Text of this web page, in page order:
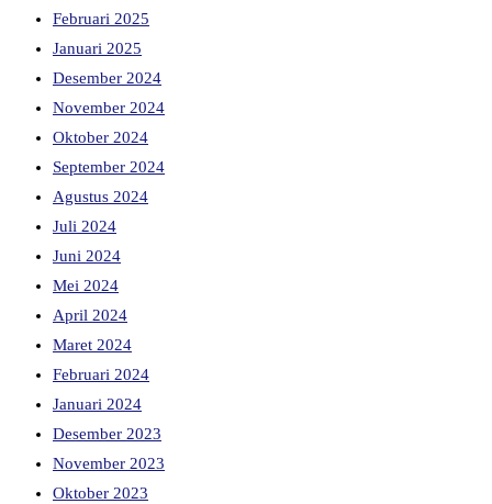
Februari 2025
Januari 2025
Desember 2024
November 2024
Oktober 2024
September 2024
Agustus 2024
Juli 2024
Juni 2024
Mei 2024
April 2024
Maret 2024
Februari 2024
Januari 2024
Desember 2023
November 2023
Oktober 2023